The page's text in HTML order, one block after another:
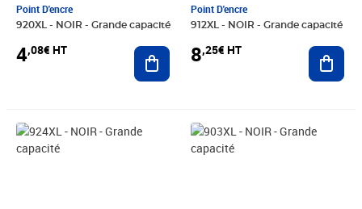
Point D'encre
920XL - NOIR - Grande capacité
4,08€ HT Ajouter au panier
Point D'encre
912XL - NOIR - Grande capacité
8,25€ HT
Prix 22,42€ HT Prix 7,50€ HT